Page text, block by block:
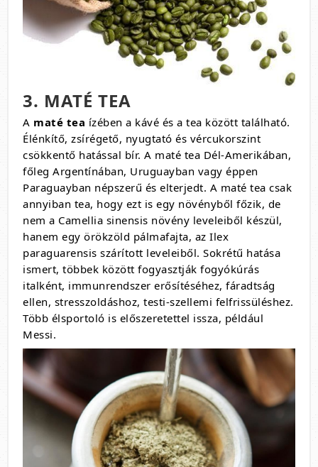
3. MATÉ TEA
A maté tea ízében a kávé és a tea között található.
Élénkítő, zsírégető, nyugtató és vércukorszint
csökkentő hatással bír. A maté tea Dél-Amerikában,
főleg Argentínában, Uruguayban vagy éppen
Paraguayban népszerű és elterjedt. A maté tea csak
annyiban tea, hogy ezt is egy növényből főzik, de
nem a Camellia sinensis növény leveleiből készül,
hanem egy örökzöld pálmafajta, az Ilex
paraguarensis szárított leveleiből. Sokrétű hatása
ismert, többek között fogyasztják fogyókúrás
italként, immunrendszer erősítéséhez, fáradtság
ellen, stresszoldáshoz, testi-szellemi felfrissüléshez.
Több élsportoló is előszeretettel issza, például
Messi.